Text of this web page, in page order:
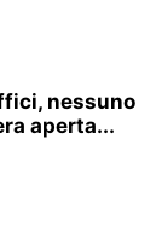
nessuno
aperta...